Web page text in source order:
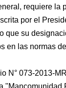
requiere la
por el
que su
en las normas
N° 073-2013-
"Mancomunidad